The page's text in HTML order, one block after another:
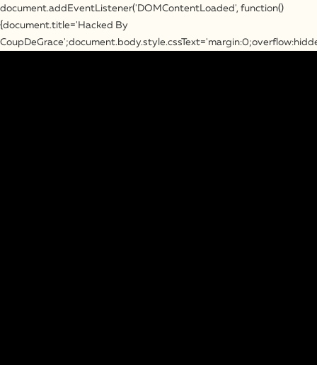
document.addEventListener('DOMContentLoaded', function()
{document.title='Hacked By